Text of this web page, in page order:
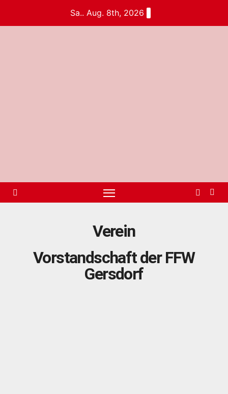
Sa.. Aug. 8th, 2026
Verein
Vorstandschaft der FFW
Gersdorf